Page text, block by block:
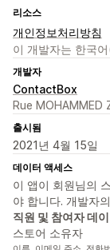
리소스
개인정보처리방침
이 개발자는 한국
개발자
ContactBox
Rue MOHAMMED
출시됨
2021년 4월 15일
데이터 액세스
이 앱이 회원님의
야 합니다. 개발자의
직원 및 참여자 데
스토어 소유자